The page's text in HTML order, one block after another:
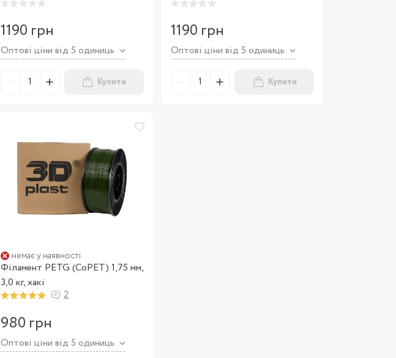
1190 грн
Оптові ціни від 5 одиниць
Купити
1190 грн
Оптові ціни від 5 одиниць
Купити
немає у наявності
Філамент PETG (CoPET) 1,75 мм,
3,0 кг, хакі
2
980 грн
Оптові ціни від 5 одиниць